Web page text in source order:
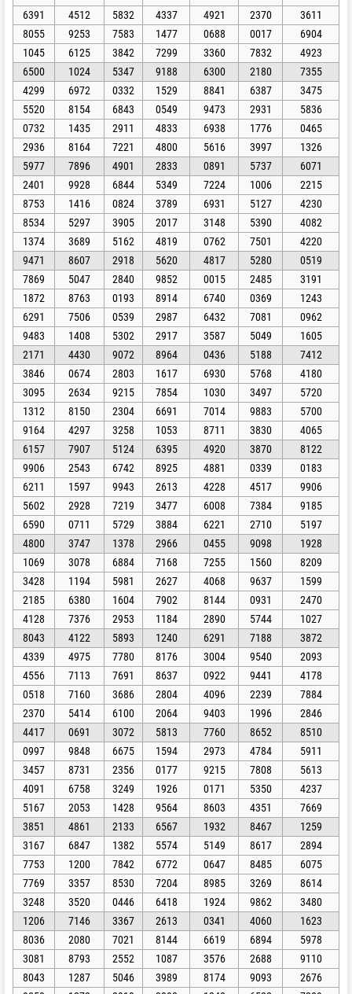
6391
4512 5832 4337 4921 2370
3611
8055
9253 7583 1477 0688 0017
6904
1045
6125 3842 7299 3360 7832
4923
6500
1024 5347 9188 6300 2180
7355
4299
6972 0332 1529 8841 6387
3475
5520
8154 6843 0549 9473 2931
5836
0732
1435 2911 4833 6938 1776
0465
2936
8164 7221 4800 5616 3997
1326
5977
7896 4901 2833 0891 5737
6071
2401
9928 6844 5349 7224 1006
2215
8753
1416 0824 3789 6931 5127
4230
8534
5297 3905 2017 3148 5390
4082
1374
3689 5162 4819 0762 7501
4220
9471
8607 2918 5620 4817 5280
0519
7869
5047 2840 9852 0015 2485
3191
1872
8763 0193 8914 6740 0369
1243
6291
7506 0539 2987 6432 7081
0962
9483
1408 5302 2917 3587 5049
1605
2171
4430 9072 8964 0436 5188
7412
3846
0674 2803 1617 6930 5768
4180
3095
2634 9215 7854 1030 3497
5720
1312
8150 2304 6691 7014 9883
5700
9164
4297 3258 1053 8711 3830
4065
6157
7907 5124 6395 4920 3870
8122
9906
2543 6742 8925 4881 0339
0183
6211
1597 9943 2613 4228 4517
9906
5602
2928 7219 3477 6008 7384
9185
6590
0711 5729 3884 6221 2710
5197
4800
3747 1378 2966 0455 9098
1928
1069
3078 6884 7168 7255 1560
8209
3428
1194 5981 2627 4068 9637
1599
2185
6380 1604 7902 8144 0931
2470
4128
7376 2953 1184 2890 5744
1027
8043
4122 5893 1240 6291 7188
3872
4339
4975 7780 8176 3004 9540
2093
4556
7113 7691 8637 0922 9441
4178
0518
7160 3686 2804 4096 2239
7884
2370
5414 6100 2064 9403 1996
2846
4417
0691 3072 5813 7760 8652
8510
0997
9848 6675 1594 2973 4784
5911
3457
8731 2356 0177 9215 7808
5613
4091
6758 3249 1926 0171 5350
4237
5167
2053 1428 9564 8603 4351
7669
3851
4861 2133 6567 1932 8467
1259
3167
6847 1382 5574 5149 8617
2894
7753
1200 7842 6772 0647 8485
6075
7769
3357 8530 7204 8985 3269
8614
3248
3520 0446 6418 1924 9862
3480
1206
7146 3367 2613 0341 4060
1623
8036
2080 7021 8144 6619 6894
5978
3081
8793 2552 1087 3576 2688
9110
8043
1287 5046 3989 8174 9093
2676